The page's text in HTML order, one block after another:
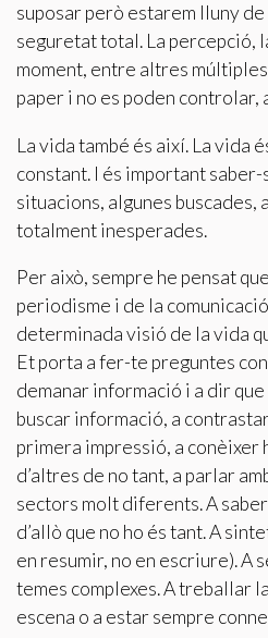
suposar però estarem lluny
seguretat total. La percepció,
moment, entre altres
paper i no es poden controlar,
La vida també és així. La vida
constant. I és important
situacions, algunes buscades,
totalment inesperades.
Per això, sempre he pensat
periodisme i de la
determinada visió de la vida
Et porta a fer-te preguntes
demanar informació i a dir que
buscar informació, a
primera impressió, a conèixer
d’altres de no tant, a parlar
sectors molt diferents. A
d’allò que no ho és tant. A
en resumir, no en escriure). A
temes complexes. A treballar
escena o a estar sempre
Modificar cookies
Tècniques i funcionals
Aquest lloc web utilitza cookies
informació amb la finalitat de
Si continua navegant, suposa
navegador podent, si així ho
instal·lades al disc dur, encara
compte que aquesta acció podrà
Analítiques i personalització
Permeten fer el seguiment i
dels usuaris d'aquest lloc web.
mitjançant aquest tipus de
mesurament de l'activitat del
perfils de navegació dels
funció de l'anàlisi de les dades
l'usuari per millorar la qualitat
una millor experiència a través
Marketing i publicitat